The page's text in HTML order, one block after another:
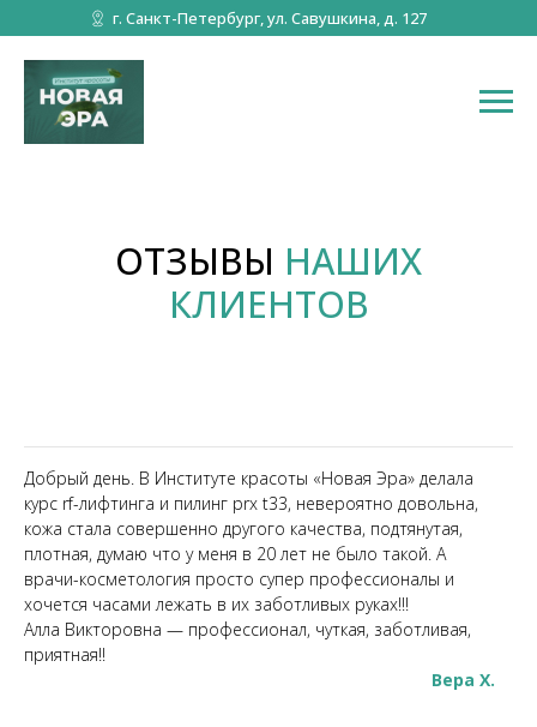
г. Санкт-Петербург, ул. Савушкина, д. 127
ОТЗЫВЫ НАШИХ
КЛИЕНТОВ
Добрый день. В Институте красоты «Новая Эра» делала
курс rf-лифтинга и пилинг prx t33, невероятно довольна,
кожа стала совершенно другого качества, подтянутая,
плотная, думаю что у меня в 20 лет не было такой. А
врачи-косметология просто супер профессионалы и
хочется часами лежать в их заботливых руках!!!
Алла Викторовна — профессионал, чуткая, заботливая,
приятная!!
Вера Х.